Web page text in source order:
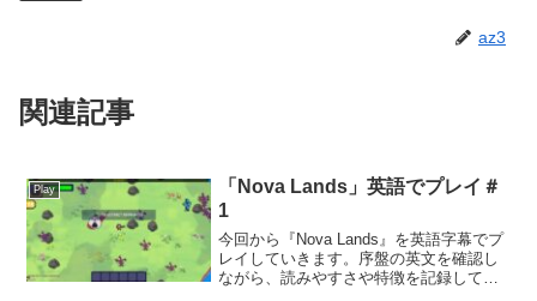
az3
関連記事
Play
「Nova Lands」英語でプレイ＃
1
今回から『Nova Lands』を英語字幕でプ
レイしていきます。序盤の英文を確認し
ながら、読みやすさや特徴を記録してい